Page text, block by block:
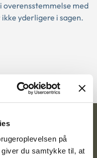
på
du samtykke til, at
med
yderligere i sagen.